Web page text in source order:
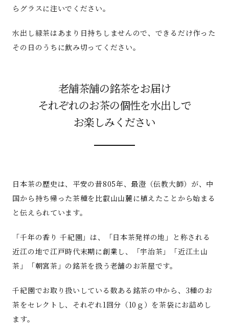
らグラスに注いでください。
水出し緑茶はあまり日持ちしませんので、できるだけ作った
その日のうちに飲み切ってください。
老舗茶舗の銘茶をお届け
それぞれのお茶の個性を水出しで
お楽しみください
日本茶の歴史は、平安の昔805年、最澄（伝教大師）が、中
国から持ち帰った茶種を比叡山山麓に植えたことから始まる
と伝えられています。
「千年の香り 千紀園」は、「日本茶発祥の地」と称される
近江の地で江戸時代末期に創業し、「宇治茶」「近江土山
茶」「朝宮茶」の銘茶を扱う老舗のお茶屋です。
千紀園でお取り扱いしている数ある銘茶の中から、3種のお
茶をセレクトし、それぞれ1回分（10ｇ）を茶袋にお詰めし
ます。